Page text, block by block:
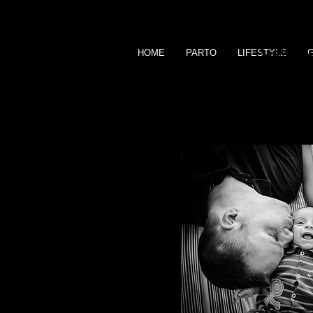
HOME PARTO LIFESTYLE